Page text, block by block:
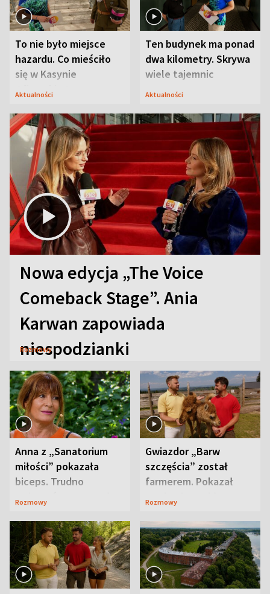
To nie było miejsce
hazardu. Co mieściło
się w Kasynie
Oficerskim?
Aktualności
Ten budynek ma ponad
dwa kilometry. Skrywa
wiele tajemnic
Aktualności
Nowa edycja „The Voice
Comeback Stage”. Ania
Karwan zapowiada
niespodzianki
Rozmowy
Anna z „Sanatorium
miłości” pokazała
biceps. Trudno
uwierzyć, co przeszła
Rozmowy
Gwiazdor „Barw
szczęścia” został
farmerem. Pokazał
swoje niezwykłe
Rozmowy